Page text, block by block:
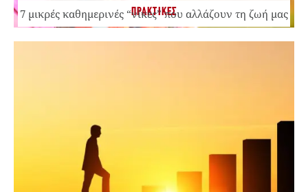
ΠΡΑΚΤΙΚΕΣ
7 μικρές καθημερινές “νίκες” που αλλάζουν τη ζωή μας